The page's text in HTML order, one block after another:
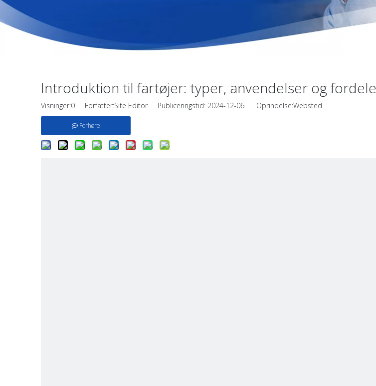
Introduktion til fartøjer: typer, anvendelser og fordele
Visninger:0 Forfatter:Site Editor Publiceringstid: 2024-12-06 Oprindelse:Websted
Forhøre